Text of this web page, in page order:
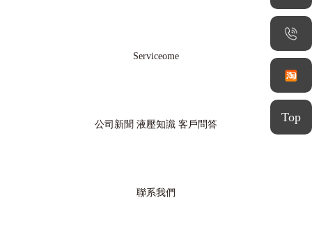
Serviceome
公司新聞 液壓知識 客戶問答
聯系我們
Top